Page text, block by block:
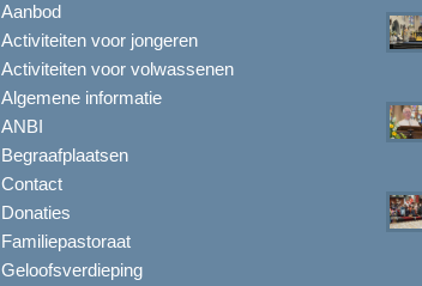
Aanbod
Activiteiten voor jongeren
Activiteiten voor volwassenen
Algemene informatie
ANBI
Begraafplaatsen
Contact
Donaties
Familiepastoraat
Geloofsverdieping